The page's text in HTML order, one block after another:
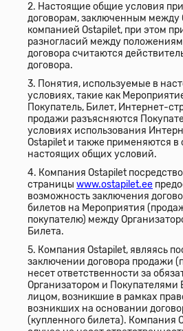
2. Настоящие общие условия
договорам, заключенным между
компанией Ostapilet, при этом
разногласий между
договора считаются
договора.
3. Понятия, используемые в
условиях, такие как
Покупатель, Билет, Интернет-
продажи разъясняются
условиях использования
Ostapilet и также применяются
настоящих общих условий.
4. Компания Ostapilet
страницы www.ostapilet.ee
возможность заключения
билетов на Мероприятия
покупателю) между
Билета.
5. Компания Ostapilet, являясь
заключении договора продажи
несет ответственности за
Организатором и Покупателями
лицом, возникшие в рамках
возникших на основании
(купленного билета). Компания